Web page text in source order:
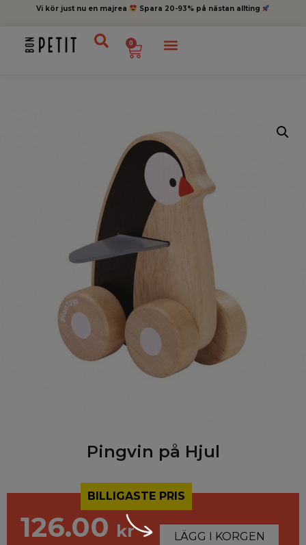
Vi kör just nu en majrea Spara 20-93% på nästan allting
0
Pingvin på Hjul
BILLIGASTE PRIS
126.00 kr LÄGG I KORGEN